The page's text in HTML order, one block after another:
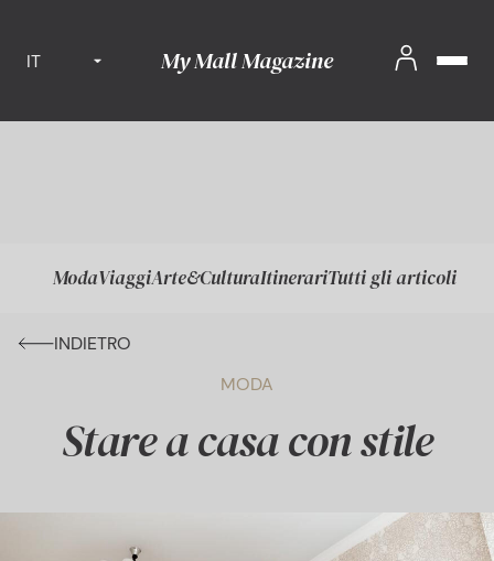
IT My Mall Magazine
ModaViaggiArte&CulturaItinerariTutti gli articoli
INDIETRO
MODA
Stare a casa con stile